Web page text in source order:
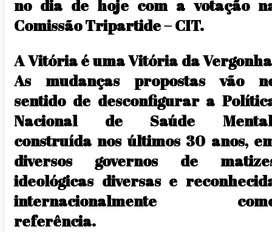
no dia de hoje com a votação
Comissão Tripartide – CIT.
A Vitória é uma Vitória da
As mudanças propostas vão
sentido de desconfigurar a
Nacional de Saúde
construída nos últimos 30 anos,
diversos governos de
ideológicas diversas e
internacionalmente
referência.